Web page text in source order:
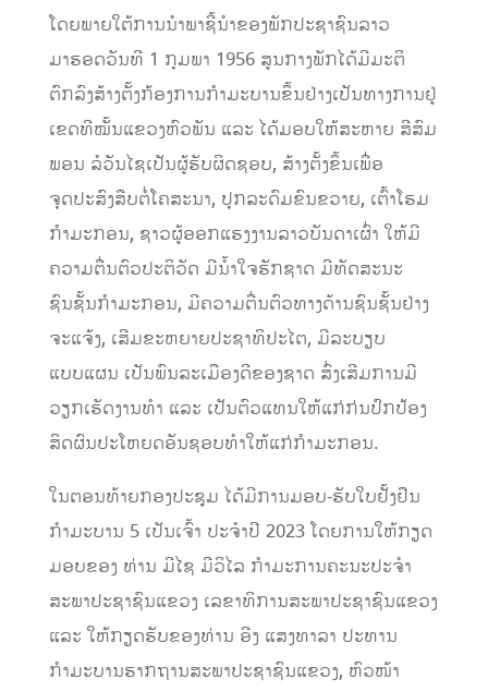
ໂດຍພາຍໃຕ້ການນຳພາຊີ້ນຳຂອງພັກປະຊາຊົນລາວ
ມາຮອດວັນທີ 1 ກຸມພາ 1956 ສູນກາງພັກໄດ້ມີມະຕິ
ຕົກລົງສ້າງຕັ້ງກ້ອງການກຳມະບານຂຶ້ນຢ່າງເປັນທາງການຢູ່
ເຂດທີໝັ້ນແຂວງຫົວພັນ ແລະ ໄດ້ມອບໃຫ້ສະຫາຍ ສີສົມ
ພອນ ລໍວັນໄຊເປັນຜູ້ຮັບຜິດຊອບ, ສ້າງຕັ້ງຂຶ້ນເພື່ອ
ຈຸດປະສົງສືບຕໍ່ໂຄສະນາ, ປຸກລະດົມຂົນຂວາຍ, ເຕົ້າໂຮມ
ກຳມະກອນ, ຊາວຜູ້ອອກແຮງງານລາວບັນດາເຜົ່າ ໃຫ້ມີ
ຄວາມຕື່ນຕົວປະຕິວັດ ມີນ້ຳໃຈຮັກຊາດ ມີທັດສະນະ
ຊົນຊັ້ນກຳມະກອນ, ມີຄວາມຕື່ນຕົວທາງດ້ານຊົນຊັ້ນຢ່າງ
ຈະແຈ້ງ, ເສີມຂະຫຍາຍປະຊາທິປະໄຕ, ມີລະບຽບ
ແບບແຜນ ເປັນພົນລະເມືອງດີຂອງຊາດ ສົ່ງເສີມການມີ
ວຽກເຮັດງານທຳ ແລະ ເປັນຕົວແທນໃຫ້ແກ່ກ່ນປົກປ້ອງ
ສິດຜົນປະໂຫຍດອັນຊອບທຳໃຫ້ແກ່ກຳມະກອນ.
ໃນຕອນທ້າຍກອງປະຊຸມ ໄດ້ມີການມອບ-ຮັບໃບຢັ້ງຢືນ
ກຳມະບານ 5 ເປັນເຈົ້າ ປະຈຳປີ 2023 ໂດຍການໃຫ້ກຽດ
ມອບຂອງ ທ່ານ ມີໄຊ ມີວິໄລ ກຳມະການຄະນະປະຈຳ
ສະພາປະຊາຊົນແຂວງ ເລຂາທິການສະພາປະຊາຊົນແຂວງ
ແລະ ໃຫ້ກຽດຮັບຂອງທ່ານ ອີງ ແສງທາລາ ປະທານ
ກຳມະບານຮາກຖານສະພາປະຊາຊົນແຂວງ, ຫົວໜ້າ